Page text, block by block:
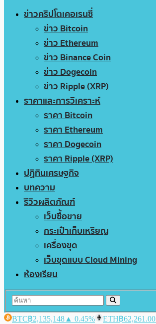
ข่าวคริปโตเคอเรนซี่
ข่าว Bitcoin
ข่าว Ethereum
ข่าว Binance Coin
ข่าว Dogecoin
ข่าว Ripple (XRP)
ราคาและการวิเคราะห์
ราคา Bitcoin
ราคา Ethereum
ราคา Dogecoin
ราคา Ripple (XRP)
ปฏิทินเศรษฐกิจ
บทความ
รีวิวผลิตภัณฑ์
เว็บซื้อขาย
กระเป๋าเก็บเหรียญ
เครื่องขุด
เว็บขุดแบบ Cloud Mining
ห้องเรียน
BTC฿2,135,148 ▲ 0.45% ETH฿62,261.00